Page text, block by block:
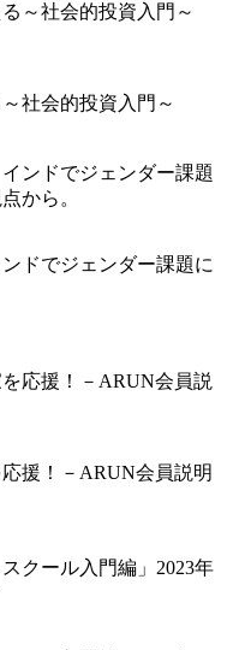
社会的投資入門～
ドでジェンダー課題に
援！－ARUN会員説明